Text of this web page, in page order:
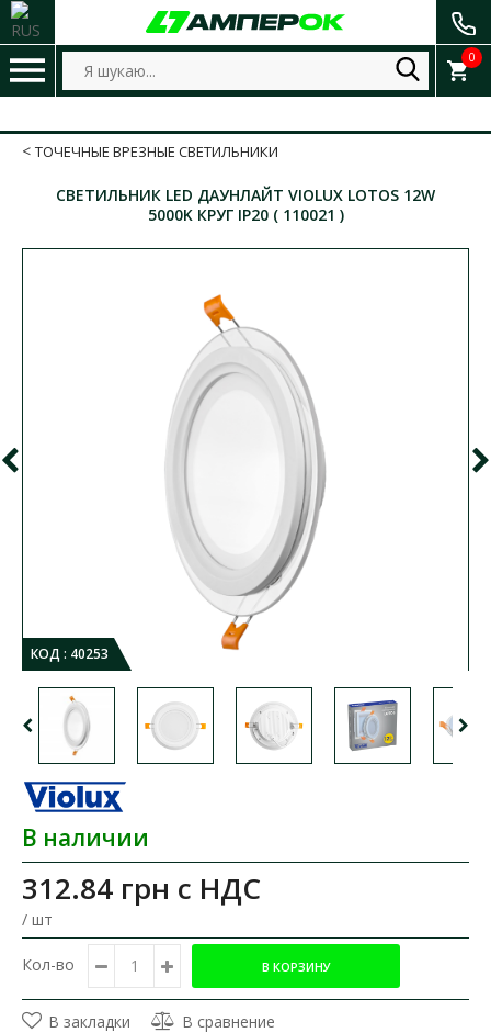
0
ТОЧЕЧНЫЕ ВРЕЗНЫЕ СВЕТИЛЬНИКИ
СВЕТИЛЬНИК LED ДАУНЛАЙТ VIOLUX LOTOS 12W
5000K КРУГ IP20 ( 110021 )
КОД : 40253
В наличии
312.84 грн с НДС
/ шт
Кол-во
В закладки
В сравнение